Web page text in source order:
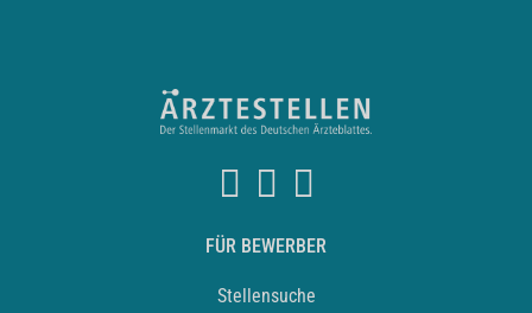
FÜR BEWERBER
Stellensuche